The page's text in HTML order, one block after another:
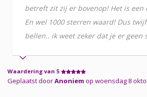
betreft zit zij er bovenop! Het is een
En wel 1000 sterren waard! Dus
bellen.. ik weet zeker dat je er geen
Waardering van 5
Geplaatst doorAnoniem op woensdag 8